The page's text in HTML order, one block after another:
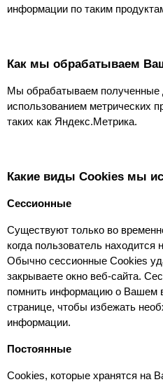
информации по таким
Как мы обрабатываем
Мы обрабатываем полученные
использованием метрических
таких как Яндекс.Метрика.
Какие виды Сookies мы
Сессионные
Существуют только во
когда пользователь находится
Обычно сессионные Cookies
закрываете окно веб-сайта.
помнить информацию о Вашем
странице, чтобы избежать
информации.
Постоянные
Сookies, которые хранятся на